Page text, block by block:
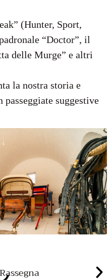
(Hunter, Sport,
“Doctor”, il
delle Murge” e altri
la nostra storia e
suggestive